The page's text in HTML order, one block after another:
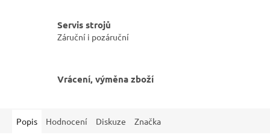
Servis strojů
Záruční i pozáruční
Vrácení, výměna zboží
Popis Hodnocení Diskuze Značka